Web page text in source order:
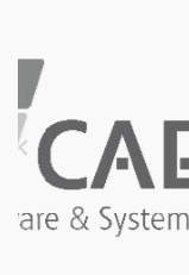
